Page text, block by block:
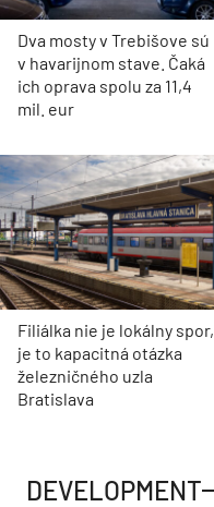
Dva mosty v Trebišove sú
v havarijnom stave. Čaká
ich oprava spolu za 11,4
mil. eur
Filiálka nie je lokálny spor,
je to kapacitná otázka
železničného uzla
Bratislava
DEVELOPMENT